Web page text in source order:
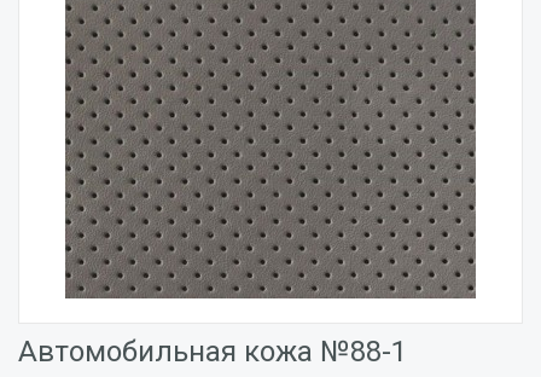
Автомобильная кожа №88-1